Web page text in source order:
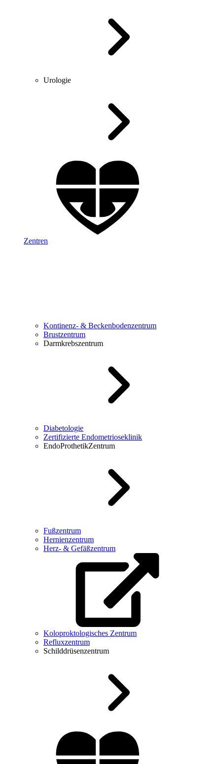
Urologie
Zentren
Kontinenz- & Beckenbodenzentrum
Brustzentrum
Darmkrebszentrum
Diabetologie
Zertifizierte Endometrioseklinik
EndoProthetikZentrum
Fußzentrum
Hernienzentrum
Herz- & Gefäßzentrum
Koloproktologisches Zentrum
Refluxzentrum
Schilddrüsenzentrum